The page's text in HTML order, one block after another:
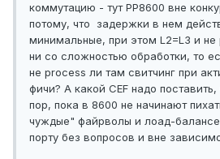
коммутацию - тут PP8600 вне
потому, что задержки в нем
минимальные, при этом L2=L3 и не
ни со сложностью обработки, то
не process ли там свитчинг при
фичи? А какой CEF надо
пор, пока в 8600 не начинают
чуждые" файрволы и лоад-
порту без вопросов и вне